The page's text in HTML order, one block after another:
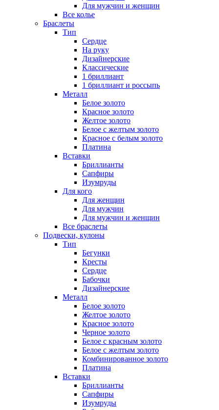
Для мужчин и женщин
Все колье
Браслеты
Тип
Сердце
На руку
Дизайнерские
Классические
1 бриллиант
1 бриллиант и россыпь
Металл
Белое золото
Красное золото
Желтое золото
Белое с желтым золото
Красное с белым золото
Платина
Вставки
Бриллианты
Сапфиры
Изумруды
Для кого
Для женщин
Для мужчин
Для мужчин и женщин
Все браслеты
Подвески, кулоны
Тип
Бегунки
Кресты
Сердце
Бабочки
Дизайнерские
Металл
Белое золото
Желтое золото
Красное золото
Черное золото
Белое с красным золото
Белое с желтым золото
Комбинированное золото
Платина
Вставки
Бриллианты
Сапфиры
Изумруды